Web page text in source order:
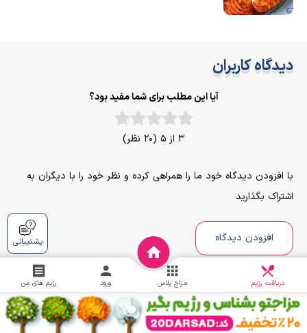
دیدگاه کاربران
آیا این مطلب برای شما مفید بود؟
3 از 5 (20 نظر)
با افزودن دیدگاه خود ما را همراهی کرده و نظر خود را با دیگران به
اشتراک بگذارید
افزودن دیدگاه
! در حال حاضر دیدگاهی ثبت نشده است
شما اولین دیدگاه را ثبت کنید
پشتیبانی
دریافت رژیم مزاج پلاس ورود رژیم های من